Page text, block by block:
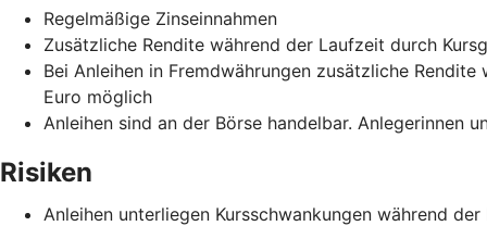
Regelmäßige Zinseinnahmen
Zusätzliche Rendite während der Laufzeit durch
Bei Anleihen in Fremdwährungen zusätzliche
Euro möglich
Anleihen sind an der Börse handelbar. Anlegerinnen
Risiken
Anleihen unterliegen Kursschwankungen während